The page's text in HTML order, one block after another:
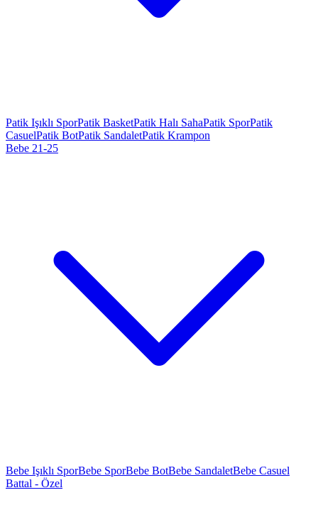
Patik Işıklı SporPatik BasketPatik Halı SahaPatik SporPatik
CasuelPatik BotPatik SandaletPatik Krampon
Bebe 21-25
Bebe Işıklı SporBebe SporBebe BotBebe SandaletBebe Casuel
Battal - Özel